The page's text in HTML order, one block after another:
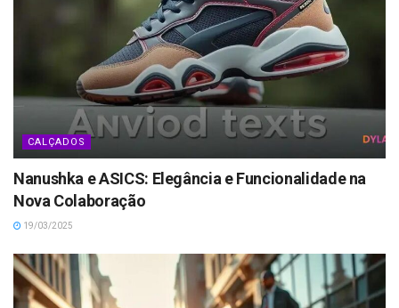
CALÇADOS
Nanushka e ASICS: Elegância e Funcionalidade na
Nova Colaboração
19/03/2025